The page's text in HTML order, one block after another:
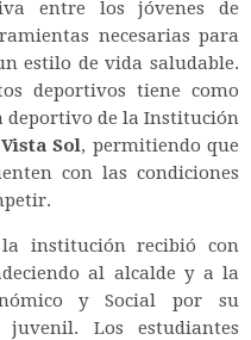
entre los jóvenes de
necesarias para
estilo de vida saludable.
deportivos tiene como
de la Institución
Sol, permitiendo que
con las condiciones
institución recibió con
al alcalde y a la
y Social por su
Los estudiantes